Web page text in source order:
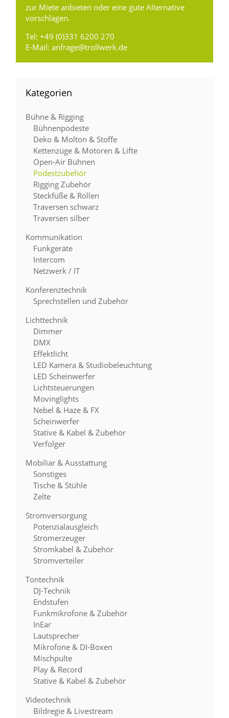
zur Miete anbieten oder eine gute Alternative
vorschlagen.
Tel:+49 (0)331 6200 270
E-Mail:anfrage@trollwerk.de
Kategorien
Bühne & Rigging
Bühnenpodeste
Deko & Molton & Stoffe
Kettenzüge & Motoren & Lifte
Open-Air Bühnen
Podestzubehör
Rigging Zubehör
Steckfüße & Rollen
Traversen schwarz
Traversen silber
Kommunikation
Funkgeräte
Intercom
Netzwerk / IT
Konferenztechnik
Sprechstellen und Zubehör
Lichttechnik
Dimmer
DMX
Effektlicht
LED Kamera & Studiobeleuchtung
LED Scheinwerfer
Lichtsteuerungen
Movinglights
Nebel & Haze & FX
Scheinwerfer
Stative & Kabel & Zubehör
Verfolger
Mobiliar & Ausstattung
Sonstiges
Tische & Stühle
Zelte
Stromversorgung
Potenzialausgleich
Stromerzeuger
Stromkabel & Zubehör
Stromverteiler
Tontechnik
DJ-Technik
Endstufen
Funkmikrofone & Zubehör
InEar
Lautsprecher
Mikrofone & DI-Boxen
Mischpulte
Play & Record
Stative & Kabel & Zubehör
Videotechnik
Bildregie & Livestream